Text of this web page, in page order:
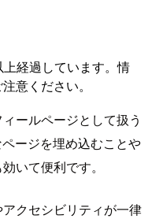
経過しています。情
意ください。
ールページとして扱う
ージを埋め込むことや
いて便利です。
クセシビリティが一律